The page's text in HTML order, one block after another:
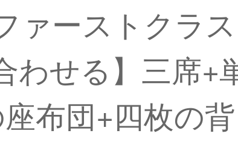
ァーストクラ
せる】三席+
布団+四枚の背